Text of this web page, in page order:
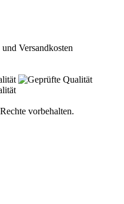
Versandkosten
vorbehalten.